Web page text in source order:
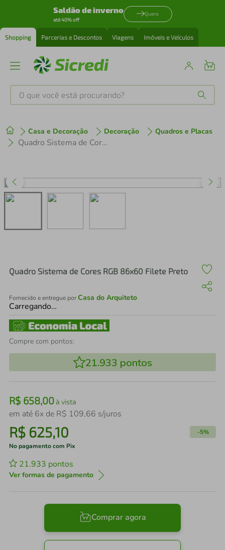
Saldão de inverno
até 40% off
Quero
Shopping Parcerias e Descontos Viagens Imóveis e Veículos
O que você está procurando?
Casa e Decoração Decoração Quadros e Placas
Quadro Sistema de Cores RGB 86x60 Filete Preto
Quadro Sistema de Cores RGB 86x60 Filete Preto
Fornecido e entregue porCasa do Arquiteto
Carregando…
Compre com pontos:
21.933 pontos
R$ 658,00à vista
em até 6x de R$ 109,66 s/juros
R$ 625,10 -5%
No pagamento com Pix
21.933 pontos
Ver formas de pagamento
Comprar agora
1º tenis
perfume